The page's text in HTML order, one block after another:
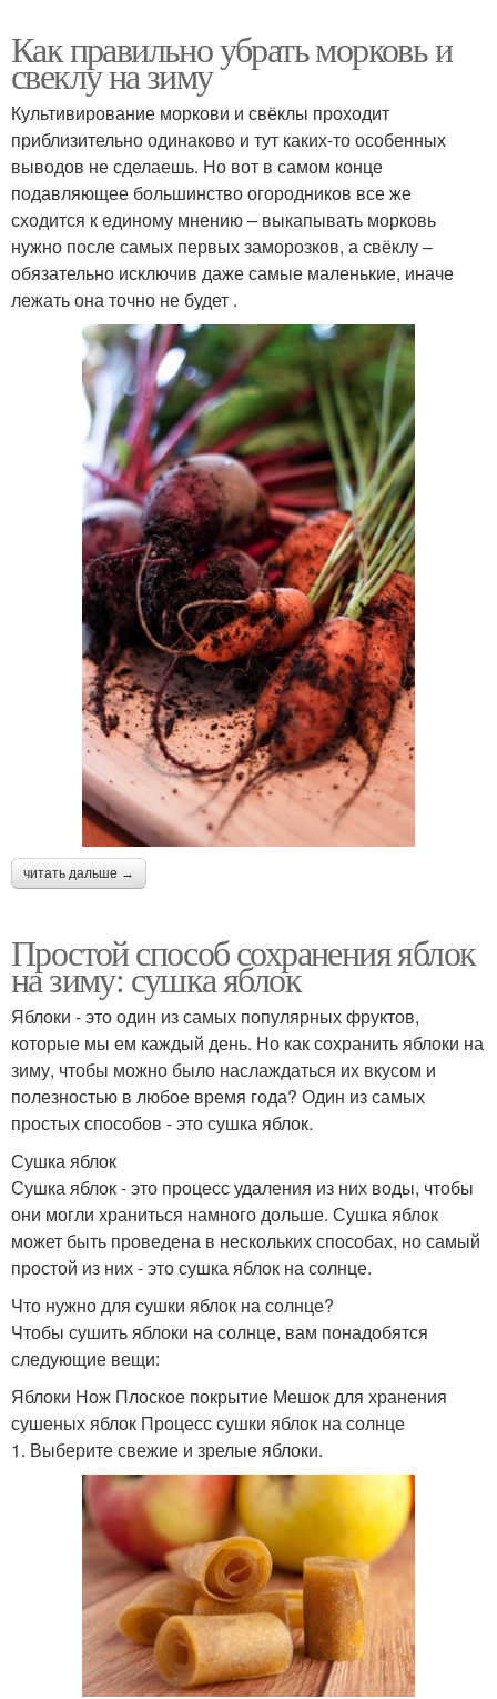
Как правильно убрать морковь и
свеклу на зиму
Культивирование моркови и свёклы проходит
приблизительно одинаково и тут каких-то особенных
выводов не сделаешь. Но вот в самом конце
подавляющее большинство огородников все же
сходится к единому мнению – выкапывать морковь
нужно после самых первых заморозков, а свёклу –
обязательно исключив даже самые маленькие, иначе
лежать она точно не будет .
читать дальше →
Простой способ сохранения яблок
на зиму: сушка яблок
Яблоки - это один из самых популярных фруктов,
которые мы ем каждый день. Но как сохранить яблоки на
зиму, чтобы можно было наслаждаться их вкусом и
полезностью в любое время года? Один из самых
простых способов - это сушка яблок.
Сушка яблок
Сушка яблок - это процесс удаления из них воды, чтобы
они могли храниться намного дольше. Сушка яблок
может быть проведена в нескольких способах, но самый
простой из них - это сушка яблок на солнце.
Что нужно для сушки яблок на солнце?
Чтобы сушить яблоки на солнце, вам понадобятся
следующие вещи:
Яблоки Нож Плоское покрытие Мешок для хранения
сушеных яблок Процесс сушки яблок на солнце
1. Выберите свежие и зрелые яблоки.